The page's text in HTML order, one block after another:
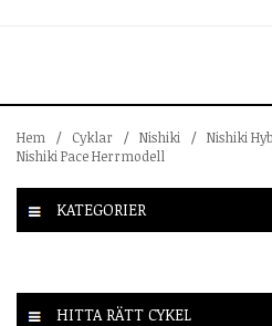
Hem / Cyklar / Nishiki / Nishiki
Nishiki Pace Herrmodell
KATEGORIER
HITTA RÄTT CYKEL